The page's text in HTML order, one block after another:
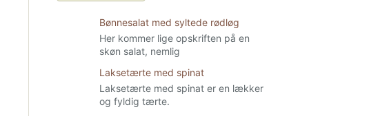
Bønnesalat med syltede rødløg
Her kommer lige opskriften på en
skøn salat, nemlig
Laksetærte med spinat
Laksetærte med spinat er en lækker
og fyldig tærte.